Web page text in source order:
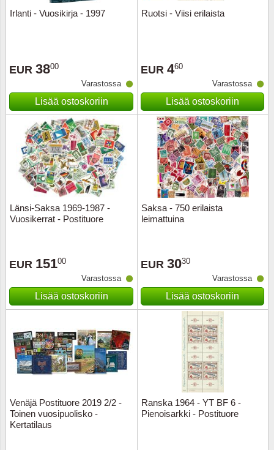
Irlanti - Vuosikirja - 1997
EUR 3800
Varastossa
Lisää ostoskoriin
Ruotsi - Viisi erilaista
EUR 460
Varastossa
Lisää ostoskoriin
Länsi-Saksa 1969-1987 -
Vuosikerrat - Postituore
EUR 15100
Varastossa
Lisää ostoskoriin
Saksa - 750 erilaista
leimattuina
EUR 3030
Varastossa
Lisää ostoskoriin
Venäjä Postituore 2019 2/2 -
Toinen vuosipuolisko -
Kertatilaus
Ranska 1964 - YT BF 6 -
Pienoisarkki - Postituore